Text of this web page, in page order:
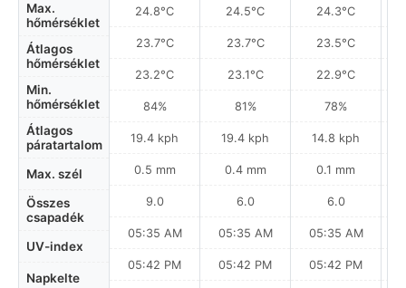
Max.
hőmérséklet
Átlagos
hőmérséklet
Min.
hőmérséklet
Átlagos
páratartalom
Max. szél
Összes
csapadék
UV-index
Napkelte
24.8°C
23.7°C
23.2°C
84%
19.4 kph
0.5 mm
9.0
05:35 AM
05:42 PM
24.5°C
23.7°C
23.1°C
81%
19.4 kph
0.4 mm
6.0
05:35 AM
05:42 PM
24.3°C
23.5°C
22.9°C
78%
14.8 kph
0.1 mm
6.0
05:35 AM
05:42 PM